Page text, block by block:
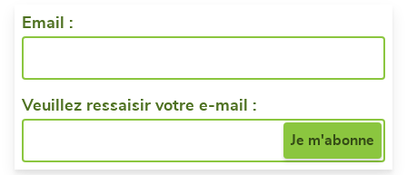
Email :
Veuillez ressaisir votre e-mail :